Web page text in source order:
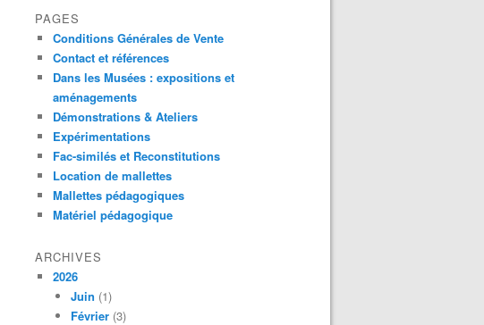
PAGES
Conditions Générales de Vente
Contact et références
Dans les Musées : expositions et
aménagements
Démonstrations & Ateliers
Expérimentations
Fac-similés et Reconstitutions
Location de mallettes
Mallettes pédagogiques
Matériel pédagogique
ARCHIVES
2026
Juin (1)
Février (3)